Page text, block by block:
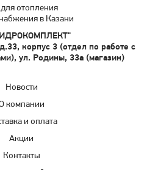
для отопления
в Казани
корпус 3 (отдел по работе с
ул. Родины, 33а (магазин)
Новости
компании
и оплата
Акции
Контакты